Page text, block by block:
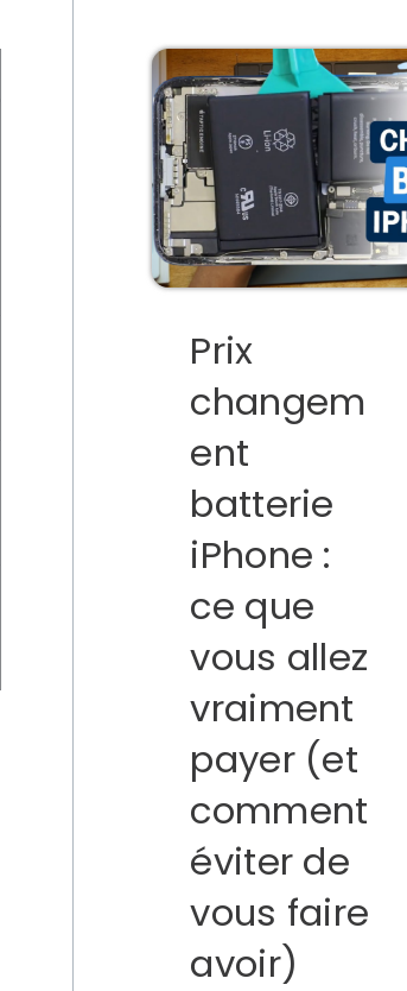
Prix
changem
ent
batterie
iPhone :
ce que
vous allez
vraiment
payer (et
comment
éviter de
vous faire
avoir)